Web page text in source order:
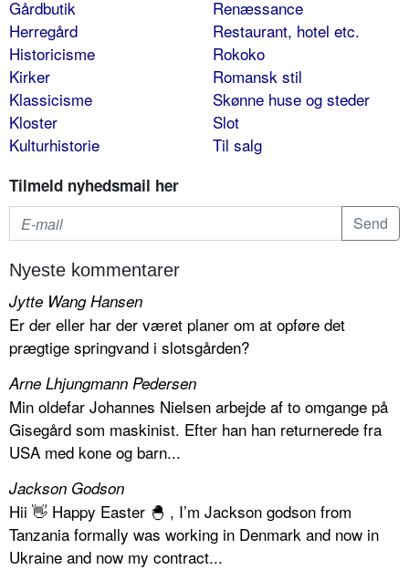
Gårdbutik
Herregård
Historicisme
Kirker
Klassicisme
Kloster
Kulturhistorie
Renæssance
Restaurant, hotel etc.
Rokoko
Romansk stil
Skønne huse og steder
Slot
Til salg
Tilmeld nyhedsmail her
Nyeste kommentarer
Jytte Wang Hansen
Er der eller har der været planer om at opføre det
prægtige springvand i slotsgården?
Arne Lhjungmann Pedersen
Min oldefar Johannes Nielsen arbejde af to omgange på
Gisegård som maskinist. Efter han han returnerede fra
USA med kone og barn...
Jackson Godson
Hii 👋 Happy Easter 🐣 , I’m Jackson godson from
Tanzania formally was working in Denmark and now in
Ukraine and now my contract...